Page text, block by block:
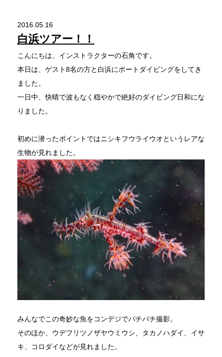
2016.05.16
白浜ツアー！！
こんにちは、インストラクターの石角です。
本日は、ゲスト8名の方と白浜にボートダイビングをしてき
ました。
一日中、快晴で波もなく穏やかで絶好のダイビング日和にな
りました。
初めに潜ったポイントではニシキフウライウオというレアな
生物が見れました。
みんなでこの奇妙な魚をコンデジでパチパチ撮影。
そのほか、ウデフリツノザヤウミウシ、タカノハダイ、イサ
キ、コロダイなどが見れました。